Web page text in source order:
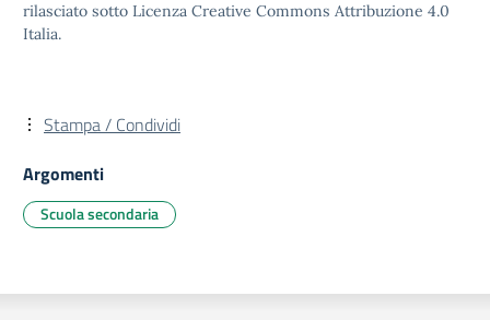
rilasciato sotto Licenza Creative Commons Attribuzione 4.0
Italia.
Stampa / Condividi
Argomenti
Scuola secondaria